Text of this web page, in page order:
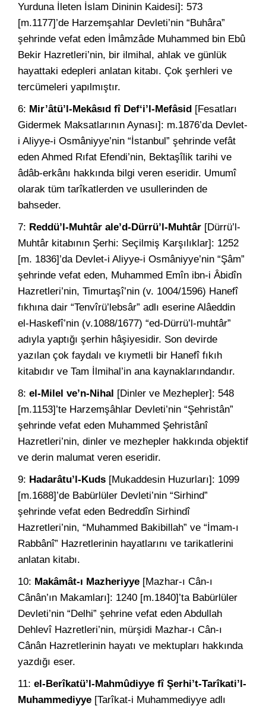
Yurduna İleten İslam Dininin Kaidesi]: 573
[m.1177]’de Harzemşahlar Devleti’nin “Buhâra”
şehrinde vefat eden İmâmzâde Muhammed bin Ebû
Bekir Hazretleri’nin, bir ilmihal, ahlak ve günlük
hayattaki edepleri anlatan kitabı. Çok şerhleri ve
tercümeleri yapılmıştır.
6: Mir’âtü’l-Mekâsıd fî Def‘i’l-Mefâsid [Fesatları
Gidermek Maksatlarının Aynası]: m.1876’da Devlet-
i Aliyye-i Osmâniyye’nin “İstanbul” şehrinde vefât
eden Ahmed Rıfat Efendi’nin, Bektaşîlik tarihi ve
âdâb-erkânı hakkında bilgi veren eseridir. Umumî
olarak tüm tarîkatlerden ve usullerinden de
bahseder.
7: Reddü’l-Muhtâr ale’d-Dürrü’l-Muhtâr [Dürrü’l-
Muhtâr kitabının Şerhi: Seçilmiş Karşılıklar]: 1252
[m. 1836]’da Devlet-i Aliyye-i Osmâniyye’nin “Şâm”
şehrinde vefat eden, Muhammed Emîn ibn-i Âbidîn
Hazretleri’nin, Timurtaşî’nin (v. 1004/1596) Hanefî
fıkhına dair “Tenvîrü’lebsâr” adlı eserine Alâeddin
el-Haskefî’nin (v.1088/1677) “ed-Dürrü’l-muhtâr”
adıyla yaptığı şerhin hâşiyesidir. Son devirde
yazılan çok faydalı ve kıymetli bir Hanefî fıkıh
kitabıdır ve Tam İlmihal’in ana kaynaklarındandır.
8: el-Milel ve’n-Nihal [Dinler ve Mezhepler]: 548
[m.1153]’te Harzemşâhlar Devleti’nin “Şehristân”
şehrinde vefat eden Muhammed Şehristânî
Hazretleri’nin, dinler ve mezhepler hakkında objektif
ve derin malumat veren eseridir.
9: Hadarâtu’l-Kuds [Mukaddesin Huzurları]: 1099
[m.1688]’de Babürlüler Devleti’nin “Sirhind”
şehrinde vefat eden Bedreddîn Sirhindî
Hazretleri’nin, “Muhammed Bakibillah” ve “İmam-ı
Rabbânî” Hazretlerinin hayatlarını ve tarikatlerini
anlatan kitabı.
10: Makâmât-ı Mazheriyye [Mazhar-ı Cân-ı
Cânân’ın Makamları]: 1240 [m.1840]’ta Babürlüler
Devleti’nin “Delhi” şehrine vefat eden Abdullah
Dehlevî Hazretleri’nin, mürşidi Mazhar-ı Cân-ı
Cânân Hazretlerinin hayatı ve mektupları hakkında
yazdığı eser.
11: el-Berîkatü’l-Mahmûdiyye fî Şerhi’t-Tarîkati’l-
Muhammediyye [Tarîkat-i Muhammediyye adlı